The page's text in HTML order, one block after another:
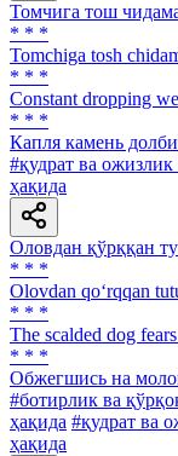
Томчига тош
* * *
Tomchiga tosh
* * *
Constant dropping
* * *
Капля камень
#қудрат ва ожизлик
ҳақида
Оловдан қўрққан
* * *
Olovdan qo‘rqqan
* * *
The scalded dog
* * *
Обжегшись на
#ботирлик ва
ҳақида #қудрат ва
ҳақида